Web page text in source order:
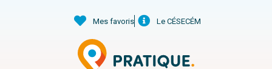
Mes favoris Le CÉSECÉM